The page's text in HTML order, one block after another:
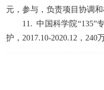
元，参与，负责项目协调
11. 中国科学院“135”
护， 2017.10-2020.12 ， 240